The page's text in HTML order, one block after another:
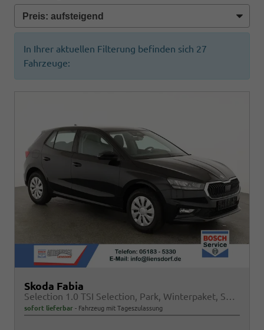
In Ihrer aktuellen Filterung befinden sich 27
Fahrzeuge:
Skoda Fabia
Selection 1.0 TSI Selection, Park, Winterpaket, SmartLink, 4 J.-Garantie
sofort lieferbar Fahrzeug mit Tageszulassung